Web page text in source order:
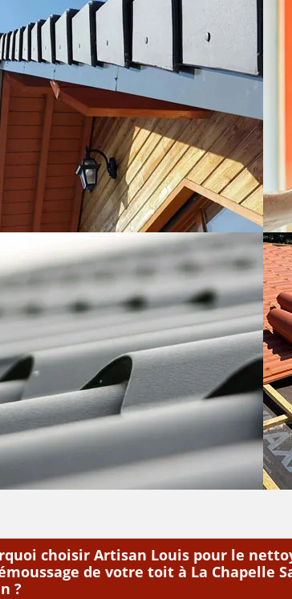
choisir Artisan Louis pour le
de votre toit à La Chapelle
?